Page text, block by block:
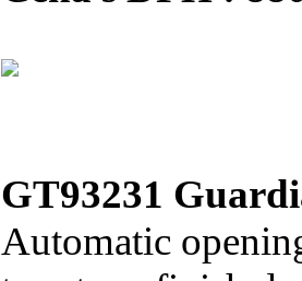
GT93231
Automatic